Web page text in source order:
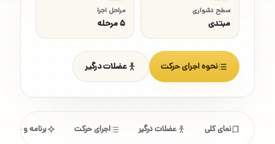
سطح دشواری
مبتدی
مراحل اجرا
۵ مرحله
نحوه اجرای حرکت عضلات درگیر
نمای کلی عضلات درگیر اجرای حرکت برنامه و